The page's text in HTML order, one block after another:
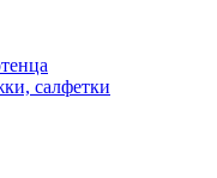
салфетки